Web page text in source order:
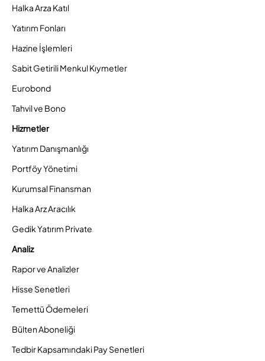
Halka Arza Katıl
Yatırım Fonları
Hazine İşlemleri
Sabit Getirili Menkul Kıymetler
Eurobond
Tahvil ve Bono
Hizmetler
Yatırım Danışmanlığı
Portföy Yönetimi
Kurumsal Finansman
Halka Arz Aracılık
Gedik Yatırım Private
Analiz
Rapor ve Analizler
Hisse Senetleri
Temettü Ödemeleri
Bülten Aboneliği
Tedbir Kapsamındaki Pay Senetleri